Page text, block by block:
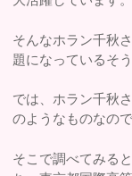
そんなホラン千秋
題になっているそう
では、ホラン千秋
のようなものなの
そこで調べてみる